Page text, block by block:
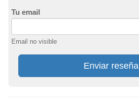
Tu email
Email no visible
Enviar reseña